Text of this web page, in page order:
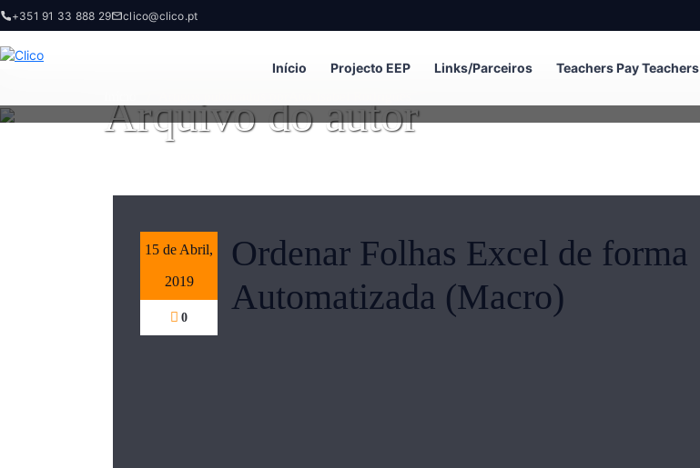
+351 91 33 888 29 clico@clico.pt
Início Projecto EEP Links/Parceiros Teachers Pay Teachers
Arquivo do autor
15 de Abril,
2019
0
Ordenar Folhas Excel de forma
Automatizada (Macro)